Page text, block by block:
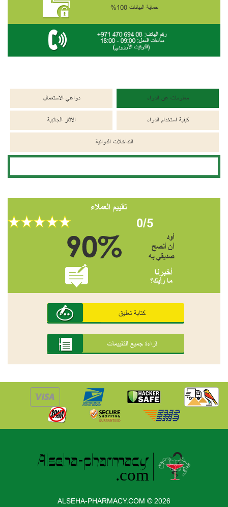
حماية البيانات 100%
معلومات عن الدواء دواعي الاستعمال
كيفية استخدام الدواء الآثار الجانبية
التداخلات الدوائية
تقييم العملاء
0/5
أود
أن أنصح
صديقي به
أخبرنا
ما رأيك؟
كتابة تعليق
قراءة جميع التقييمات
ALSEHA-PHARMACY.COM © 2026